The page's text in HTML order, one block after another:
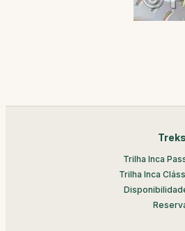
Treks
Trilha Inca
Trilha Inca